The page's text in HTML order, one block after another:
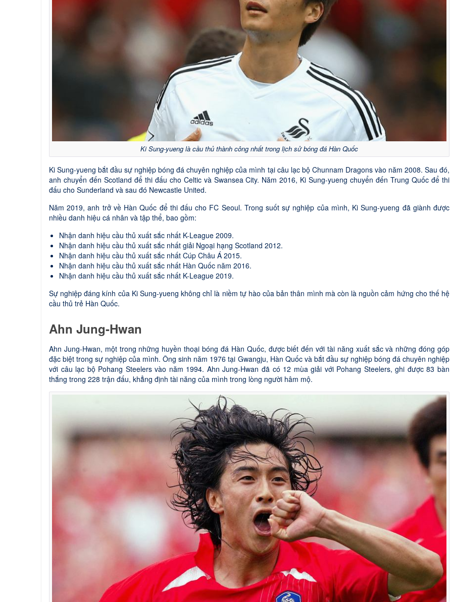
Ki Sung-yueng là cầu thủ thành công nhất trong lịch sử bóng đá Hàn Quốc
Ki Sung-yueng bắt đầu sự nghiệp bóng đá chuyên nghiệp của mình tại câu lạc bộ Chunnam Dragons vào năm 2008. Sau đó,
anh chuyển đến Scotland để thi đấu cho Celtic và Swansea City. Năm 2016, Ki Sung-yueng chuyển đến Trung Quốc để thi
đấu cho Sunderland và sau đó Newcastle United.
Năm 2019, anh trở về Hàn Quốc để thi đấu cho FC Seoul. Trong suốt sự nghiệp của mình, Ki Sung-yueng đã giành được
nhiều danh hiệu cá nhân và tập thể, bao gồm:
Nhận danh hiệu cầu thủ xuất sắc nhất K-League 2009.
Nhận danh hiệu cầu thủ xuất sắc nhất giải Ngoại hạng Scotland 2012.
Nhận danh hiệu cầu thủ xuất sắc nhất Cúp Châu Á 2015.
Nhận danh hiệu cầu thủ xuất sắc nhất Hàn Quốc năm 2016.
Nhận danh hiệu cầu thủ xuất sắc nhất K-League 2019.
Sự nghiệp đáng kính của Ki Sung-yueng không chỉ là niềm tự hào của bản thân mình mà còn là nguồn cảm hứng cho thế hệ
cầu thủ trẻ Hàn Quốc.
Ahn Jung-Hwan
Ahn Jung-Hwan, một trong những huyền thoại bóng đá Hàn Quốc, được biết đến với tài năng xuất sắc và những đóng góp
đặc biệt trong sự nghiệp của mình. Ông sinh năm 1976 tại Gwangju, Hàn Quốc và bắt đầu sự nghiệp bóng đá chuyên nghiệp
với câu lạc bộ Pohang Steelers vào năm 1994. Ahn Jung-Hwan đã có 12 mùa giải với Pohang Steelers, ghi được 83 bàn
thắng trong 228 trận đấu, khẳng định tài năng của mình trong lòng người hâm mộ.